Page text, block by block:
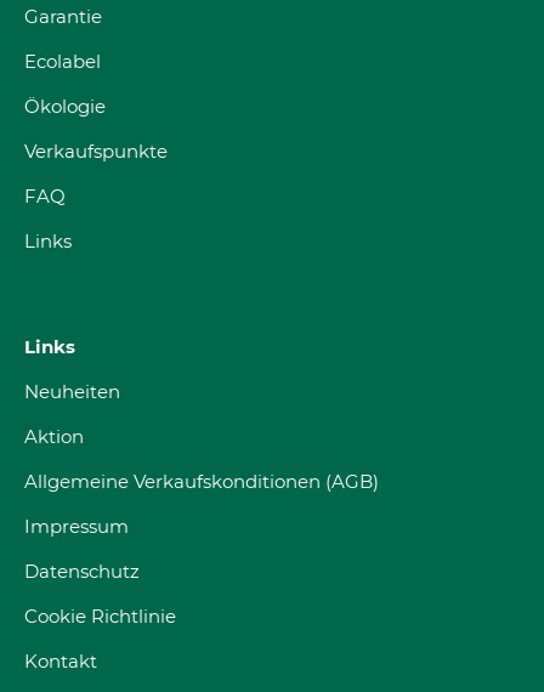
Garantie
Ecolabel
Ökologie
Verkaufspunkte
FAQ
Links
Links
Neuheiten
Aktion
Allgemeine Verkaufskonditionen (AGB)
Impressum
Datenschutz
Cookie Richtlinie
Kontakt